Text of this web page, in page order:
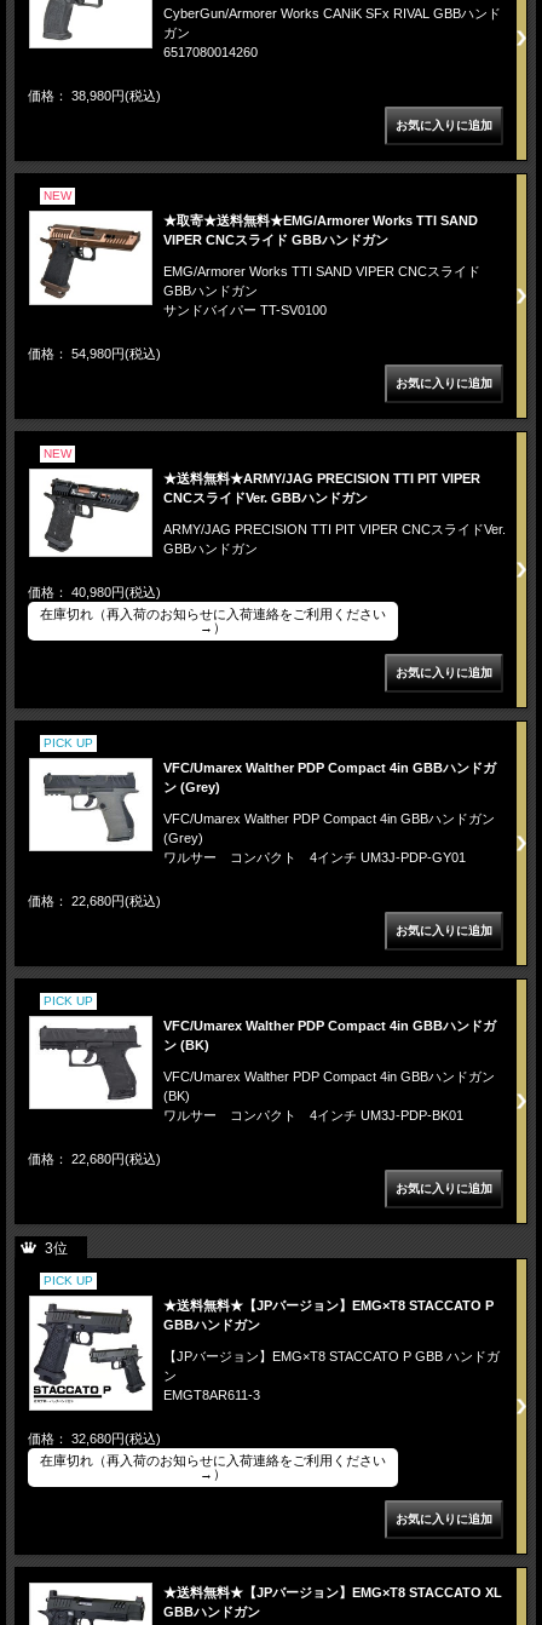
CyberGun/Armorer Works CANiK SFx RIVAL GBBハンド
ガン
6517080014260
価格： 38,980円(税込)
NEW
★取寄★送料無料★EMG/Armorer Works TTI SAND
VIPER CNCスライド GBBハンドガン
EMG/Armorer Works TTI SAND VIPER CNCスライド
GBBハンドガン
サンドバイパー TT-SV0100
価格： 54,980円(税込)
NEW
★送料無料★ARMY/JAG PRECISION TTI PIT VIPER
CNCスライドVer. GBBハンドガン
ARMY/JAG PRECISION TTI PIT VIPER CNCスライドVer.
GBBハンドガン
価格： 40,980円(税込)
在庫切れ（再入荷のお知らせに入荷連絡をご利用ください
→）
PICK UP
VFC/Umarex Walther PDP Compact 4in GBBハンドガ
ン (Grey)
VFC/Umarex Walther PDP Compact 4in GBBハンドガン
(Grey)
ワルサー コンパクト 4インチ UM3J-PDP-GY01
価格： 22,680円(税込)
PICK UP
VFC/Umarex Walther PDP Compact 4in GBBハンドガ
ン (BK)
VFC/Umarex Walther PDP Compact 4in GBBハンドガン
(BK)
ワルサー コンパクト 4インチ UM3J-PDP-BK01
価格： 22,680円(税込)
3位
PICK UP
★送料無料★【JPバージョン】EMG×T8 STACCATO P
GBBハンドガン
【JPバージョン】EMG×T8 STACCATO P GBB ハンドガ
ン
EMGT8AR611-3
価格： 32,680円(税込)
在庫切れ（再入荷のお知らせに入荷連絡をご利用ください
→）
★送料無料★【JPバージョン】EMG×T8 STACCATO XL
GBBハンドガン